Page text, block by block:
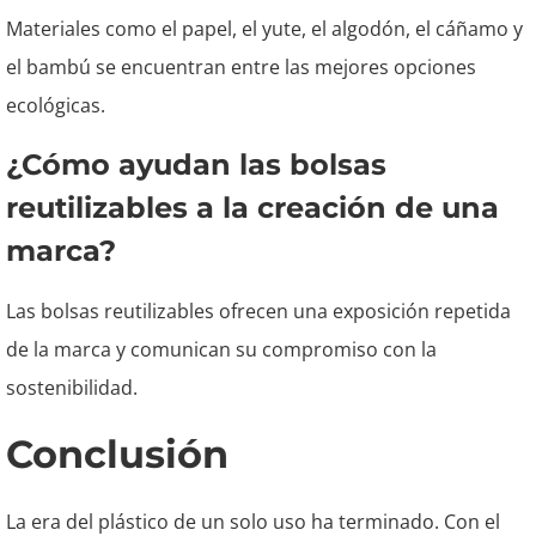
Materiales como el papel, el yute, el algodón, el cáñamo y
el bambú se encuentran entre las mejores opciones
ecológicas.
¿Cómo ayudan las bolsas
reutilizables a la creación de una
marca?
Las bolsas reutilizables ofrecen una exposición repetida
de la marca y comunican su compromiso con la
sostenibilidad.
Conclusión
La era del plástico de un solo uso ha terminado. Con el